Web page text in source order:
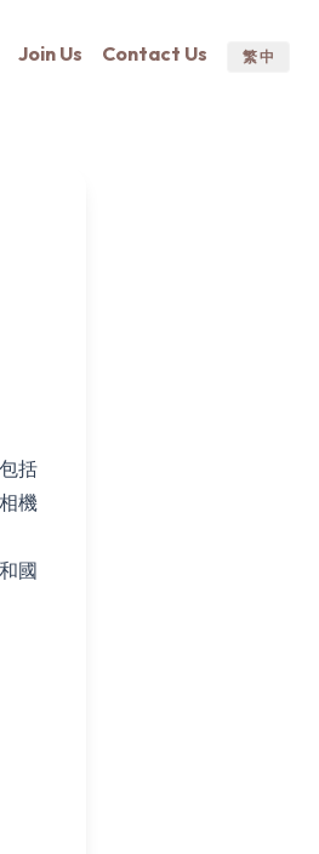
Join Us Contact Us 繁 中
括
機
國